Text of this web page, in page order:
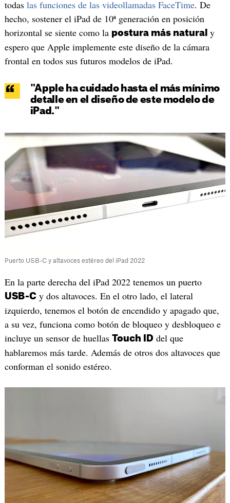
todas las funciones de las videollamadas FaceTime. De
hecho, sostener el iPad de 10ª generación en posición
horizontal se siente como la postura más natural y
espero que Apple implemente este diseño de la cámara
frontal en todos sus futuros modelos de iPad.
"Apple ha cuidado hasta el más mínimo
detalle en el diseño de este modelo de
iPad."
Puerto USB-C y altavoces estéreo del iPad 2022
En la parte derecha del iPad 2022 tenemos un puerto
USB-C y dos altavoces. En el otro lado, el lateral
izquierdo, tenemos el botón de encendido y apagado que,
a su vez, funciona como botón de bloqueo y desbloqueo e
incluye un sensor de huellas Touch ID del que
hablaremos más tarde. Además de otros dos altavoces que
conforman el sonido estéreo.